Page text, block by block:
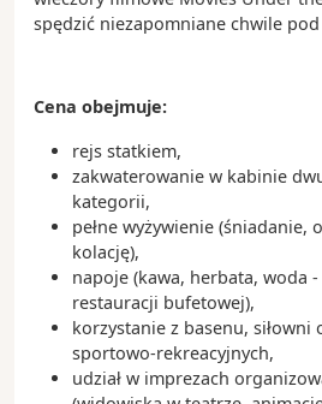
restauracjami
Rejs po kanałach Fort
sposób na podziwianie
Park Narodowy Everglades –
bagienny zamieszkiwany
wiele gatunków ptaków
Ciekawostki:
Fort Lauderdale posiada
śródlądowych dróg wodnych,
nazywane jest „Wenecją
Port Everglades należy do
najbardziej ruchliwych portów
spędzić niezapomniane chwile
Cena obejmuje:
rejs statkiem,
zakwaterowanie w kabinie
kategorii,
pełne wyżywienie (śniadanie,
kolację),
napoje (kawa, herbata, woda
restauracji bufetowej),
korzystanie z basenu, siłowni
sportowo-rekreacyjnych,
udział w imprezach